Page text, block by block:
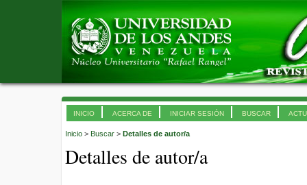
INICIO ACERCA DE INICIAR SESIÓN BUSCAR
Inicio > Buscar > Detalles de autor/a
Detalles de autor/a